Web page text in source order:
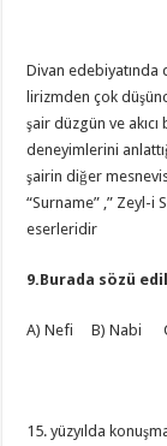
Divan edebiyatında
lirizmden çok
şair düzgün ve
deneyimlerini
şairin diğer
“Surname” ,” Zeyl-i
eserleridir
9.Burada sözü
A) Nefi B) Nabi
15. yüzyılda